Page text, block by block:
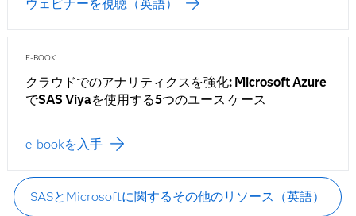
ウェビナーを視聴（英語）
E-BOOK
クラウドでのアナリティクスを強化: Microsoft Azure
でSAS Viyaを使用する5つのユース ケース
e-bookを入手
SASとMicrosoftに関するその他のリソース（英語）